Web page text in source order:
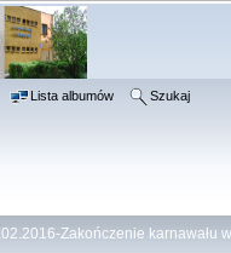
Lista albumów Szukaj
Zakończenie karnawału